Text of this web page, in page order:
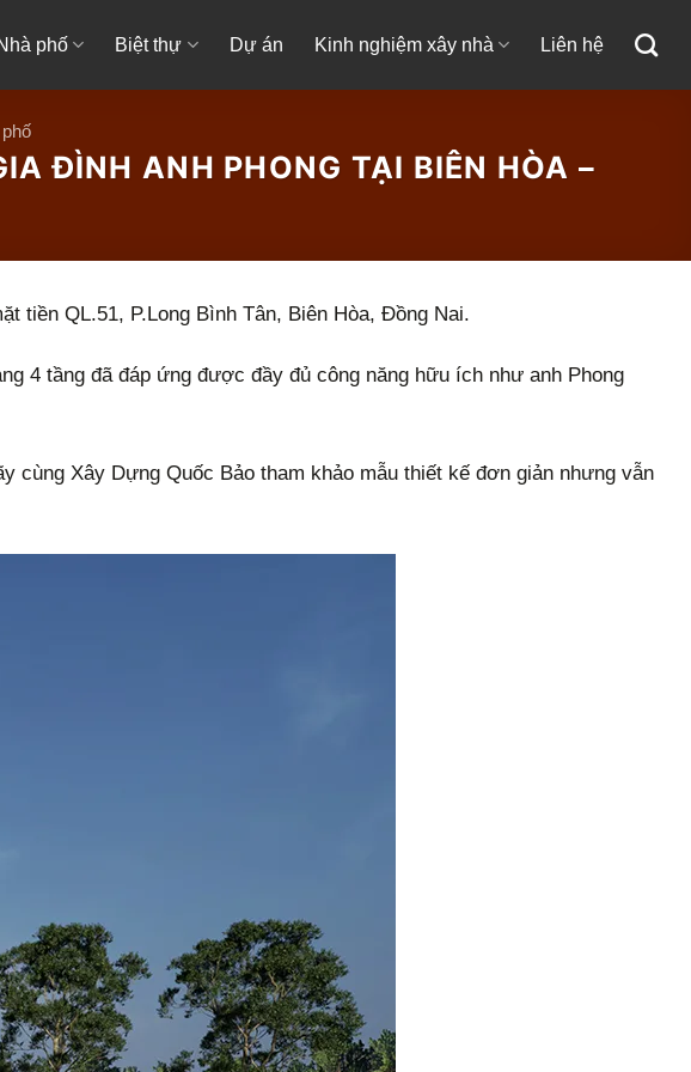
phố Biệt thự Dự án Kinh nghiệm xây nhà Liên hệ
ĐÌNH ANH PHONG TẠI BIÊN HÒA –
tiền QL.51, P.Long Bình Tân, Biên Hòa, Đồng Nai.
4 tầng đã đáp ứng được đầy đủ công năng hữu ích như anh Phong
cùng Xây Dựng Quốc Bảo tham khảo mẫu thiết kế đơn giản nhưng vẫn